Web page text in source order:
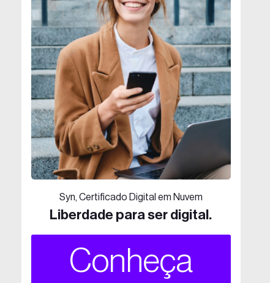
Syn, Certificado Digital em Nuvem
Liberdade para ser digital.
Conheça